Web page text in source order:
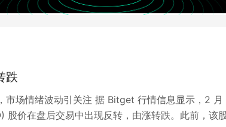
跌
市场情绪波动引关注 据 Bitget 行情信息显示，2
股价在盘后交易中出现反转，由涨转跌。此前，该